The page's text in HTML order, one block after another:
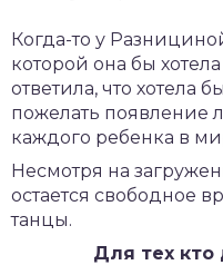
Когда-то у
которой она бы
ответила, что хотела
пожелать появление
каждого ребенка в
Несмотря на
остается свободное
танцы.
Для тех кто